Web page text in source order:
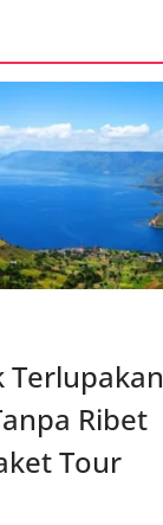
Terlupakan
Ribet
Tour